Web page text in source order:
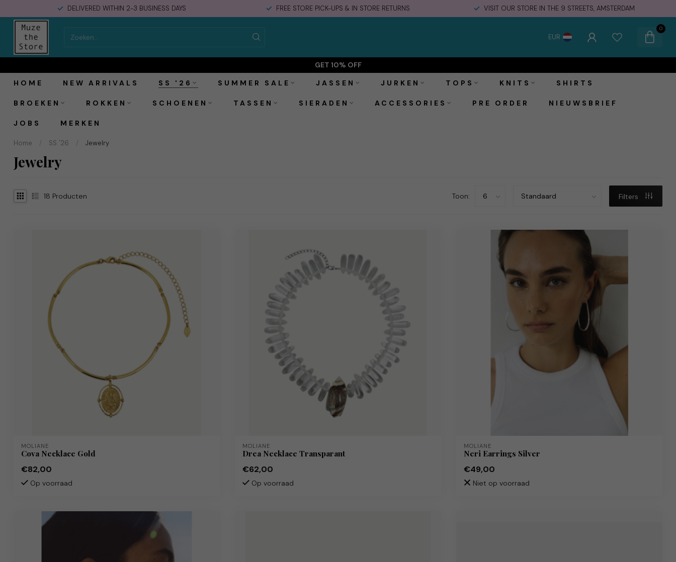
DELIVERED WITHIN 2-3 BUSINESS DAYS FREE STORE PICK-UPS & IN STORE RETURNS VISIT OUR STORE IN THE 9 STREETS, AMSTERDAM
EUR
0
GET 10% OFF
HOME
NEW ARRIVALS SS '26 SUMMER SALE JASSEN JURKEN TOPS KNITS SHIRTS
BROEKEN ROKKEN SCHOENEN TASSEN SIERADEN ACCESSORIES PRE ORDER NIEUWSBRIEF
JOBS MERKEN
Home / SS '26 / Jewelry
Jewelry
18 Producten Toon: Filters
MOLIANE
Cova Necklace Gold
€82,00
Op voorraad
MOLIANE
Drea Necklace Transparant
€62,00
Op voorraad
MOLIANE
Neri Earrings Silver
€49,00
Niet op voorraad